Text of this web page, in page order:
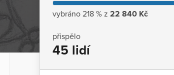
vybráno 218 % z 22 840 Kč
přispělo
45 lidí